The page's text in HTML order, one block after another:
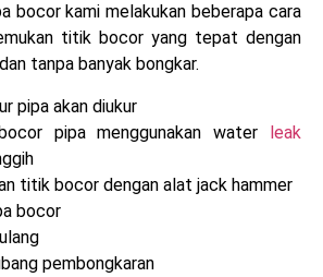
bocor kami melakukan beberapa cara
titik bocor yang tepat dengan
tanpa banyak bongkar.
pipa akan diukur
pipa menggunakan water leak
titik bocor dengan alat jack hammer
bocor
pembongkaran